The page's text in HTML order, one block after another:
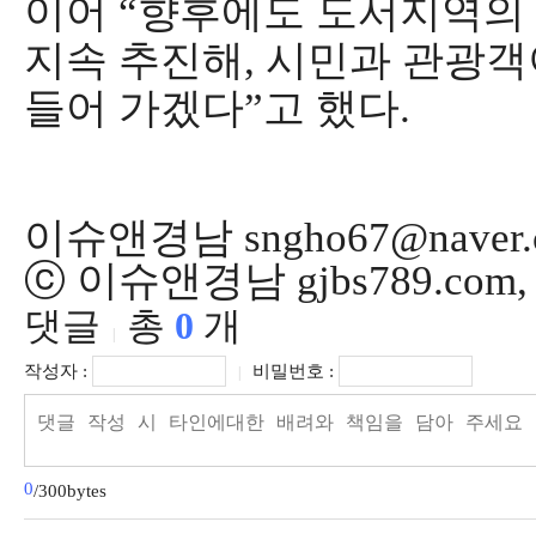
이어 “향후에도 도서지역
지속 추진해, 시민과 관광
들어 가겠다”고 했다.
이슈앤경남
ⓒ 이슈앤경남
댓글 총 0 개
작성자 : 비밀번호 :
0/300bytes